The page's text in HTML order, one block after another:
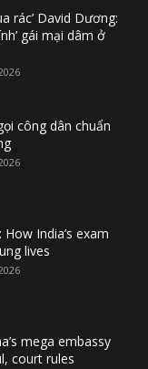
rác’ David Dương:
gái mại dâm ở
công dân chuẩn
How India’s exam
lives
mega embassy
court rules